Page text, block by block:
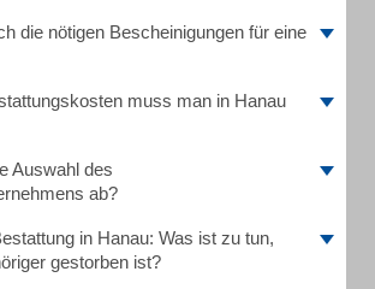
die nötigen Bescheinigungen für eine
muss man in Hanau
Auswahl des
ab?
in Hanau: Was ist zu tun,
gestorben ist?